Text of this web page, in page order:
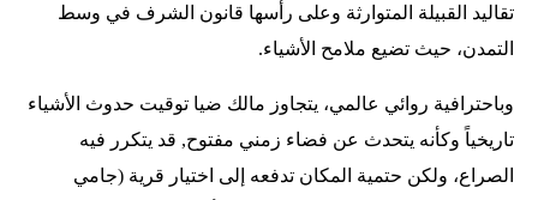
تقاليد القبيلة المتوارثة وعلى رأسها قانون الشرف في وسط
التمدن، حيث تضيع ملامح الأشياء.
وباحترافية روائي عالمي، يتجاوز مالك ضيا توقيت حدوث الأشياء
تاريخياً وكأنه يتحدث عن فضاء زمني مفتوح, قد يتكرر فيه
الصراع، ولكن حتمية المكان تدفعه إلى اختيار قرية (جامي